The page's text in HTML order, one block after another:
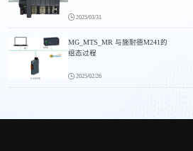
2025/03/31
MG_MTS_MR 与施耐德M241的
组态过程
2025/02/26